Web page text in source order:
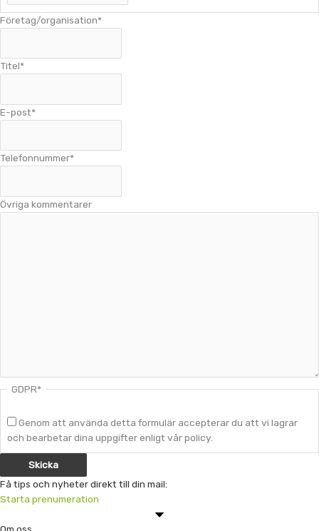
Företag/organisation*
Titel*
E-post*
Telefonnummer*
Övriga kommentarer
GDPR*
Genom att använda detta formulär accepterar du att vi lagrar
och bearbetar dina uppgifter enligt vår policy.
Få tips och nyheter direkt till din mail:
Starta prenumeration